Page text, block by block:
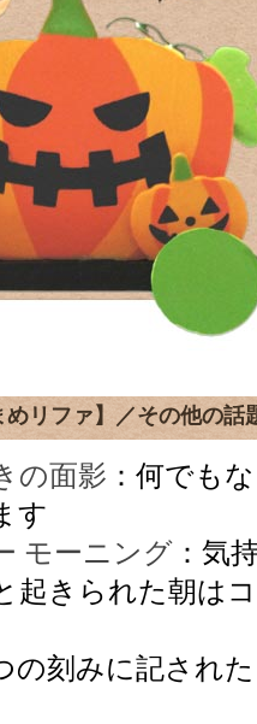
めリファ】／その他の話
の面影 ：何でも
す
モーニング ：気
起きられた朝は
の刻みに記され